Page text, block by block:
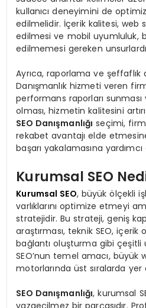
kullanıcı deneyimini de
edilmelidir. İçerik kalitesi, web
edilmesi ve mobil uyumluluk,
edilmemesi gereken
Ayrıca, raporlama ve
Danışmanlık hizmeti veren
performans raporları sunması
olması, hizmetin kalitesini
SEO Danışmanlığı seçimi,
rekabet avantajı elde
başarı yakalamasına yardımcı
Kurumsal SEO
Kurumsal SEO, büyük ölçekli
varlıklarını optimize etmeyi
stratejidir. Bu strateji, geniş
araştırması, teknik SEO, içerik
bağlantı oluşturma gibi çeşitli
SEO’nun temel amacı,
motorlarında üst sıralarda yer
SEO Danışmanlığı, kurumsal